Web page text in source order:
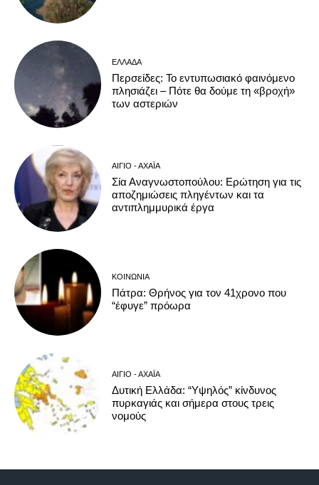
ΕΛΛΆΔΑ
Περσείδες: Το εντυπωσιακό φαινόμενο
πλησιάζει – Πότε θα δούμε τη «βροχή»
των αστεριών
ΑΊΓΙΟ - ΑΧΑΪ́Α
Σία Αναγνωστοπούλου: Ερώτηση για τις
αποζημιώσεις πληγέντων και τα
αντιπλημμυρικά έργα
ΚΟΙΝΩΝΊΑ
Πάτρα: Θρήνος για τον 41χρονο που
“έφυγε” πρόωρα
ΑΊΓΙΟ - ΑΧΑΪ́Α
Δυτική Ελλάδα: “Υψηλός” κίνδυνος
πυρκαγιάς και σήμερα στους τρεις
νομούς